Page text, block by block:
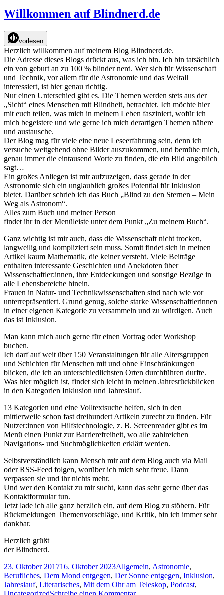
Berufsbild
Willkommen auf Blindnerd.de
vorlesen
Herzlich willkommen auf meinem Blog Blindnerd.de.
Die Adresse dieses Blogs drückt aus, was ich bin. Ich bin tatsächlich
ein von geburt an zu 100 % blinder nerd. Wer sich für Wissenschaft
und Technik, vor allem für die Astronomie und das Weltall
interessiert, ist hier genau richtig.
Nur einen Unterschied gibt es. Die Themen werden stets aus der
„Sicht“ eines Menschen mit Blindheit, betrachtet. Ich möchte hier
mit euch teilen, was mich in meinem Leben fasziniert, wofür ich
mich begeistere und wie gerne ich mich derartigen Themen nähere
und austausche.
Der Blog mag für viele eine neue Leseerfahrung sein, denn ich
versuche weitgehend ohne Bilder auszukommen, und bemühe mich,
genau immer die eintausend Worte zu finden, die ein Bild angeblich
sagt…
Ein großes Anliegen ist mir aufzuzeigen, dass gerade in der
Astronomie sich ein unglaublich großes Potential für Inklusion
bietet. Darüber schrieb ich das Buch „Blind zu den Sternen – Mein
Weg als Astronom“.
Alles zum Buch und meiner Person
findet ihr in der Menüleiste unter dem Punkt „Zu meinem Buch“.
Ganz wichtig ist mir auch, dass die Wissenschaft nicht trocken,
langweilig und kompliziert sein muss. Somit findet sich in meinen
Artikel kaum Mathematik, die keiner versteht. Viele Beiträge
enthalten interessante Geschichten und Anekdoten über
Wissenschaftler:innen, ihre Entdeckungen und sonstige Bezüge in
alle Lebensbereiche hinein.
Frauen in Natur- und Technikwissenschaften sind nach wie vor
unterrepräsentiert. Grund genug, solche starke Wissenschaftlerinnen
in einer eigenen Kategorie zu versammeln und zu würdigen. Auch
das ist Inklusion.
Man kann mich auch gerne für einen Vortrag oder Workshop
buchen.
Ich darf auf weit über 150 Veranstaltungen für alle Altersgruppen
und Schichten für Menschen mit und ohne Einschränkungen
blicken, die ich an unterschiedlichsten Orten durchführen durfte.
Was hier möglich ist, findet sich leicht in meinen Jahresrückblicken
in den Kategorien Inklusion und Jahreslauf.
13 Kategorien und eine Volltextsuche helfen, sich in den
mittlerweile schon fast dreihundert Artikeln zurecht zu finden. Für
Nutzer:innen von Hilfstechnologie, z. B. Screenreader gibt es im
Menü einen Punkt zur Barrierefreiheit, wo alle zahlreichen
Navigations- und Suchmöglichkeiten erklärt werden.
Selbstverständlich kann Mensch mir auf dem Blog auch via Mail
oder RSS-Feed folgen, worüber ich mich sehr freue. Dann
verpassen sie und ihr nichts mehr.
Und wer den Kontakt zu mir sucht, kann das sehr gerne über das
Kontaktformular tun.
Jetzt lade ich alle ganz herzlich ein, auf dem Blog zu stöbern. Für
Rückmeldungen Themenvorschläge, und Kritik, bin ich immer sehr
dankbar.
Herzlich grüßt
der Blindnerd.
Veröffentlicht
am
23. Oktober 201716. Oktober 2023Kategorien
Allgemein, Astronomie,
Berufliches, Dem Mond entgegen, Der Sonne entgegen, Inklusion,
Jahreslauf, Literarisches, Mit dem Ohr am Teleskop, Podcast,
zu